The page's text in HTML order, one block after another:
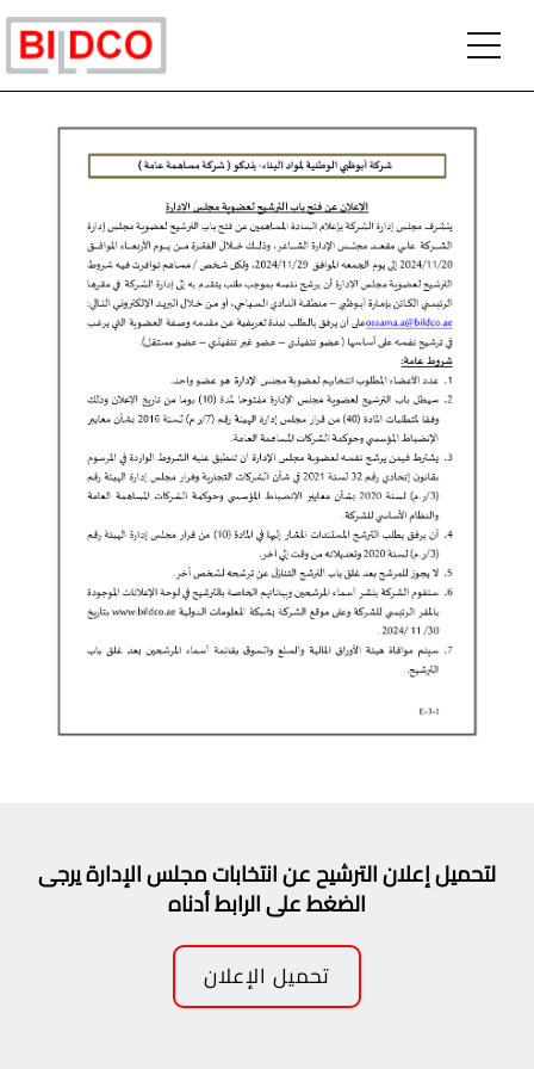
لتحميل إعلان الترشيح عن انتخابات مجلس الإدارة يرجى
الضغط على الرابط أدناه
تحميل الإعلان